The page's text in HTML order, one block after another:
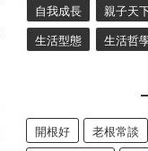
自我成長 親子天下
生活型態 生活哲
開根好 老根常談